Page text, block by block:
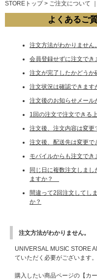
STOREトップ> ご注文について
よくあるご
注文方法がわかりません。
会員登録せずに注文でき
注文が完了したかどう
注文状況は確認できます
注文後のお知らせメール
1回の注文で注文できる
注文後、注文内容は変更
注文後、配送先は変更で
モバイルからも注文でき
同じ日に複数注文しま
ますか？
間違って2回注文してし
か？
注文方法がわかりません。
UNIVERSAL MUSIC STORE
ていただく必要がございます
購入したい商品ページの【カ